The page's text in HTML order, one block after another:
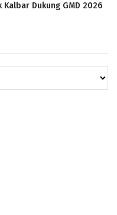
Dukung GMD 2026